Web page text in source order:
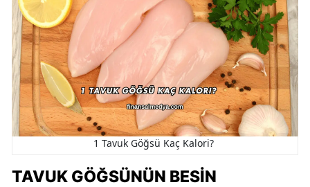
1 Tavuk Göğsü Kaç Kalori?
TAVUK GÖĞSÜNÜN BESIN